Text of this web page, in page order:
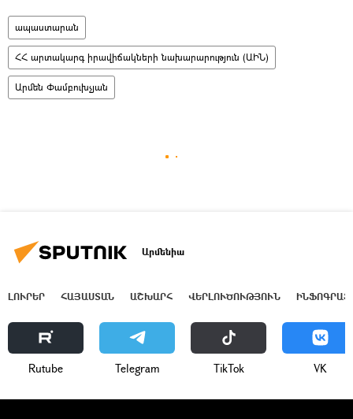
ապաստարան
ՀՀ արտակարգ իրավիճակների նախարարություն (ԱԻՆ)
Արմեն Փամբուխչյան
Արմենիա
ԼՈՒՐԵՐ ՀԱՅԱՍՏԱՆ ԱՇԽԱՐՀ ՎԵՐԼՈՒԾՈՒԹՅՈՒՆ
Rutube Telegram ТikТоk VK